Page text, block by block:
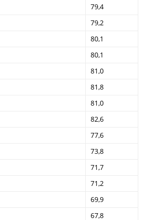
79,4
79,2
80,1
80,1
81,0
81,8
81,0
82,6
77,6
73,8
71,7
71,2
69,9
67,8